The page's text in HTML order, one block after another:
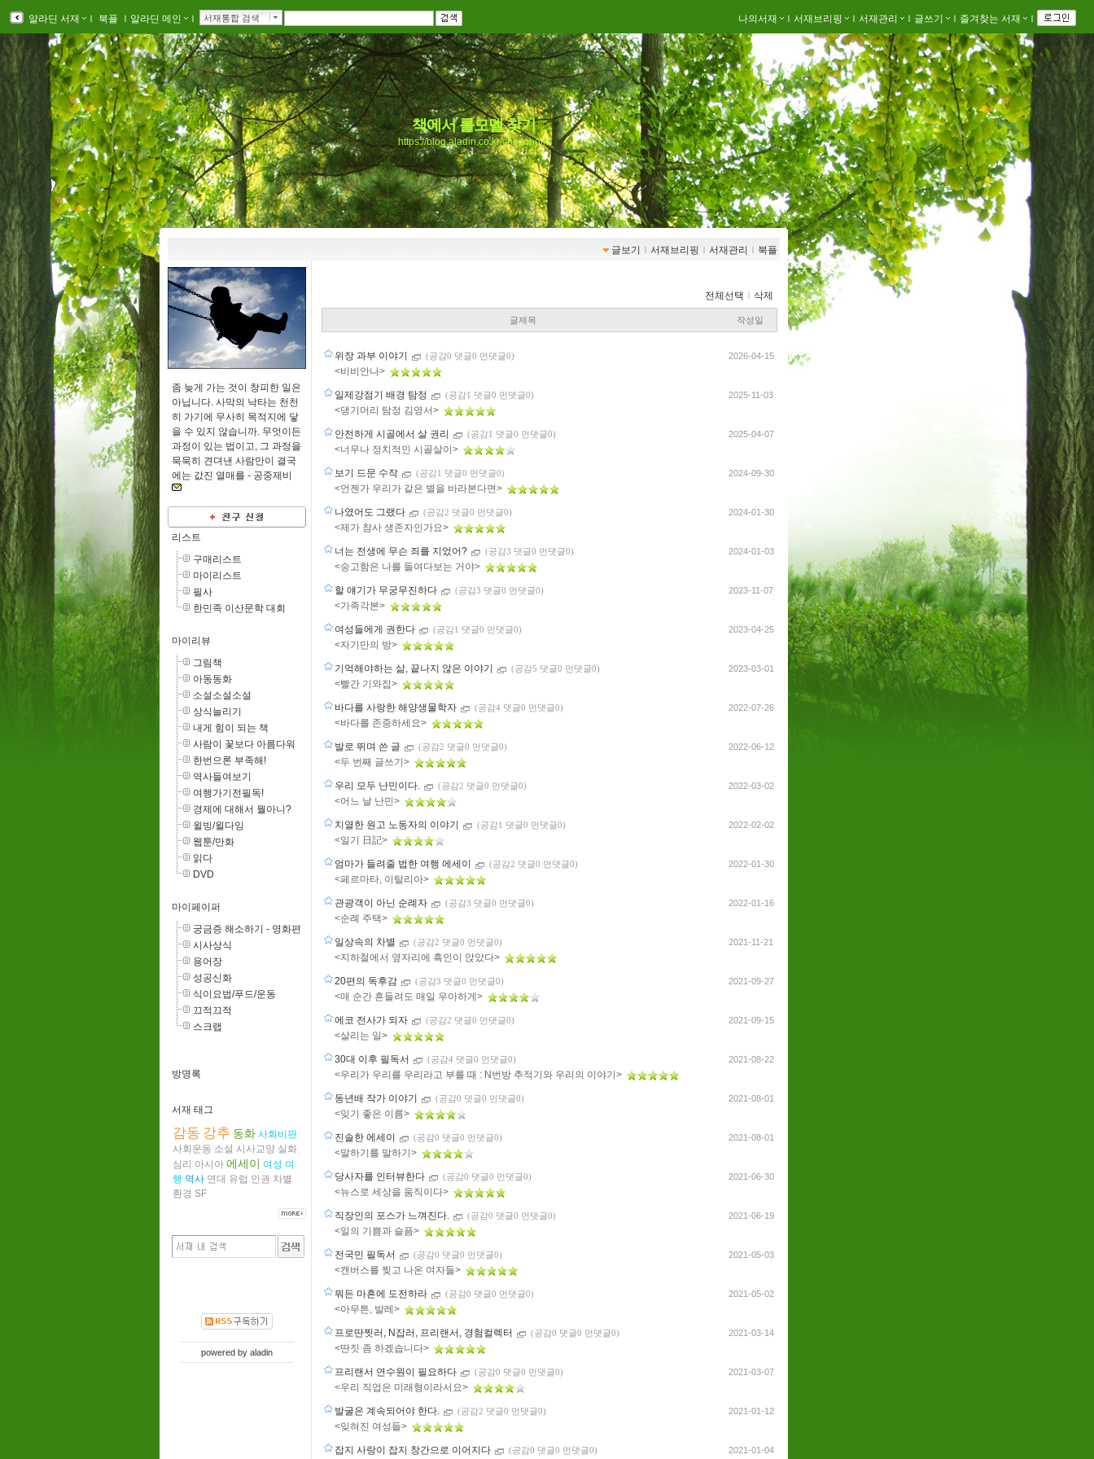
알라딘 서재 ｌ 북플 ｌ 알라딘 메인 ｌ 서재통합 검색 나의서재 ｌ 서재브리핑 ｌ 서재관리 ｌ 글쓰기 ｌ 즐겨찾는 서재 ｌ
책에서 롤모델 찾기
https://blog.aladin.co.kr/chocoholic
글보기 ｌ 서재브리핑 ｌ 서재관리 ｌ 북플
좀 늦게 가는 것이 창피한 일은
아닙니다. 사막의 낙타는 천천
히 가기에 무사히 목적지에 닿
을 수 있지 않습니까. 무엇이든
과정이 있는 법이고, 그 과정을
묵묵히 견뎌낸 사람만이 결국
에는 값진 열매를 - 공중제비
리스트
구매리스트
마이리스트
필사
한민족 이산문학 대회
마이리뷰
그림책
아동동화
소설소설소설
상식늘리기
내게 힘이 되는 책
사람이 꽃보다 아름다워
한번으론 부족해!
역사들여보기
여행가기전필독!
경제에 대해서 뭘아니?
윌빙/윌다잉
웹툰/만화
읽다
DVD
마이페이퍼
궁금증 해소하기 - 영화편
시사상식
용어장
성공신화
식이요법/푸드/운동
끄적끄적
스크랩
방명록
서재 태그
감동 강추 동화 사회비판
사회운동 소설 시사교양 실화
심리 아시아 에세이 여성 여
행 역사 연대 유럽 인권 차별
환경 SF
powered by aladin
전체선택 ｌ 삭제
글제목 작성일
위장 과부 이야기 (공감0 댓글0 먼댓글0)
<비비안나>
2026-04-15
일제강점기 배경 탐정 (공감1 댓글0 먼댓글0)
<댕기머리 탐정 김영서>
2025-11-03
안전하게 시골에서 살 권리 (공감1 댓글0 먼댓글0)
<너무나 정치적인 시골살이>
2025-04-07
보기 드문 수작 (공감1 댓글0 먼댓글0)
<언젠가 우리가 같은 별을 바라본다면>
2024-09-30
나였어도 그랬다 (공감2 댓글0 먼댓글0)
<제가 참사 생존자인가요>
2024-01-30
너는 전생에 무슨 죄를 지었어? (공감3 댓글0 먼댓글0)
<숭고함은 나를 들여다보는 거야>
2024-01-03
할 얘기가 무궁무진하다 (공감3 댓글0 먼댓글0)
<가족각본>
2023-11-07
여성들에게 권한다 (공감1 댓글0 먼댓글0)
<자기만의 방>
2023-04-25
기억해야하는 삶, 끝나지 않은 이야기 (공감5 댓글0 먼댓글0)
<빨간 기와집>
2023-03-01
바다를 사랑한 해양생물학자 (공감4 댓글0 먼댓글0)
<바다를 존중하세요>
2022-07-26
발로 뛰며 쓴 글 (공감2 댓글0 먼댓글0)
<두 번째 글쓰기>
2022-06-12
우리 모두 난민이다. (공감2 댓글0 먼댓글0)
<어느 날 난민>
2022-03-02
치열한 원고 노동자의 이야기 (공감1 댓글0 먼댓글0)
<일기 日記>
2022-02-02
엄마가 들려줄 법한 여행 에세이 (공감2 댓글0 먼댓글0)
<페르마타, 이탈리아>
2022-01-30
관광객이 아닌 순례자 (공감3 댓글0 먼댓글0)
<순례 주택>
2022-01-16
일상속의 차별 (공감2 댓글0 먼댓글0)
<지하철에서 옆자리에 흑인이 앉았다>
2021-11-21
20편의 독후감 (공감3 댓글0 먼댓글0)
<매 순간 흔들려도 매일 우아하게>
2021-09-27
에코 전사가 되자 (공감2 댓글0 먼댓글0)
<살리는 일>
2021-09-15
30대 이후 필독서 (공감4 댓글0 먼댓글0)
<우리가 우리를 우리라고 부를 때 : N번방 추적기와 우리의 이야기>
2021-08-22
동년배 작가 이야기 (공감0 댓글0 먼댓글0)
<잊기 좋은 이름>
2021-08-01
진솔한 에세이 (공감0 댓글0 먼댓글0)
<말하기를 말하기>
2021-08-01
당사자를 인터뷰한다 (공감0 댓글0 먼댓글0)
<뉴스로 세상을 움직이다>
2021-06-30
직장인의 포스가 느껴진다. (공감0 댓글0 먼댓글0)
<일의 기쁨과 슬픔>
2021-06-19
전국민 필독서 (공감0 댓글0 먼댓글0)
<캔버스를 찢고 나온 여자들>
2021-05-03
뭐든 마흔에 도전하라 (공감0 댓글0 먼댓글0)
<아무튼, 발레>
2021-05-02
프로딴찟러, N잡러, 프리랜서, 경험컬렉터 (공감0 댓글0 먼댓글0)
<딴짓 좀 하겠습니다>
2021-03-14
프리랜서 연수원이 필요하다 (공감0 댓글0 먼댓글0)
<우리 직업은 미래형이라서요>
2021-03-07
발굴은 계속되어야 한다. (공감2 댓글0 먼댓글0)
<잊혀진 여성들>
2021-01-12
잡지 사랑이 잡지 창간으로 이어지다 (공감0 댓글0 먼댓글0) 2021-01-04